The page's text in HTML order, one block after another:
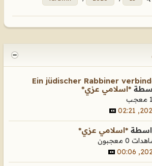
Ein jüdischer Rabbiner
*اسلامي عزي*
1 معجب
*اسلامي عزي*
0 معجبون